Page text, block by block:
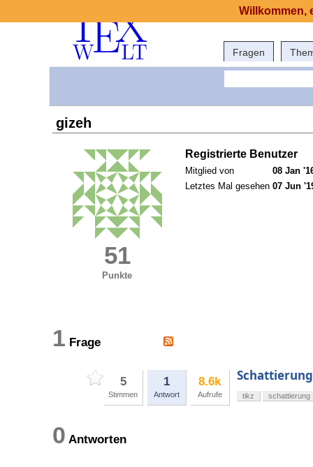
Fragen
gizeh
51
Punkte
Registrierte Benutzer
Mitglied von
08 Jan
Letztes Mal gesehen 07 Jun
1 Frage
5
Stimmen
1
Antwort
8.6k
Aufrufe tikz schattierung
0 Antworten
Willkommen,